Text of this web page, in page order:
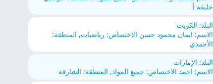
خليفة أ
البلد: الكويت
الاسم: ايمان محمود حسن الاختصاص: رياضيات, المنطقة:
الأحمدي
البلد: الإمارات
الاسم: احمد الاختصاص: جميع المواد, المنطقة: الشارقة